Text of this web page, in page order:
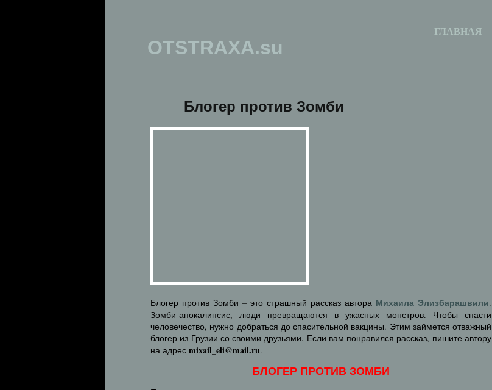
OTSTRAXA.su
ГЛАВНАЯ
Блогер против Зомби
Блогер против Зомби – это страшный рассказ автора Михаила Элизбарашвили.
Зомби-апокалипсис, люди превращаются в ужасных монстров. Чтобы спасти
человечество, нужно добраться до спасительной вакцины. Этим займется отважный
блогер из Грузии со своими друзьями. Если вам понравился рассказ, пишите автору
на адрес mixail_eli@mail.ru.
БЛОГЕР ПРОТИВ ЗОМБИ